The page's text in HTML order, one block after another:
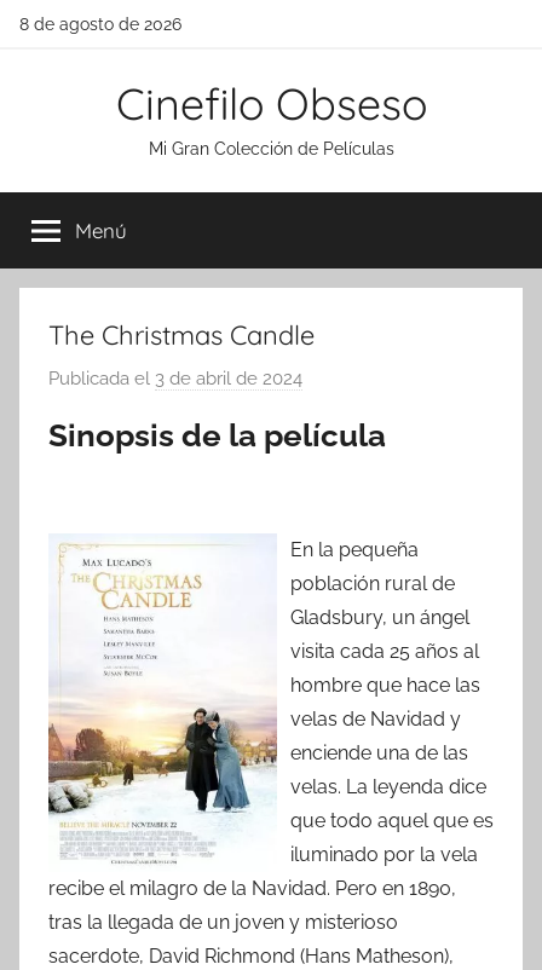
Saltar
8 de agosto de 2026
Cinefilo Obseso
Mi Gran Colección de Películas
Menú
The Christmas Candle
Publicada el 3 de abril de 2024
r
Sinopsis de la película
En la pequeña
población rural de
Gladsbury, un ángel
visita cada 25 años al
hombre que hace las
velas de Navidad y
enciende una de las
velas. La leyenda dice
que todo aquel que es
iluminado por la vela
recibe el milagro de la Navidad. Pero en 1890,
tras la llegada de un joven y misterioso
sacerdote, David Richmond (Hans Matheson),